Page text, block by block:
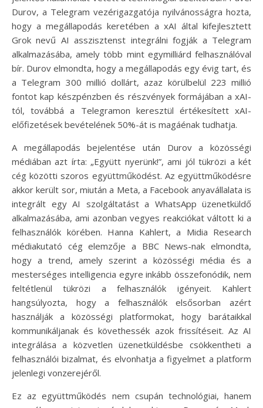
Durov, a Telegram vezérigazgatója nyilvánosságra hozta,
hogy a megállapodás keretében a xAI által kifejlesztett
Grok nevű AI asszisztenst integrálni fogják a Telegram
alkalmazásába, amely több mint egymilliárd felhasználóval
bír. Durov elmondta, hogy a megállapodás egy évig tart, és
a Telegram 300 millió dollárt, azaz körülbelül 223 millió
fontot kap készpénzben és részvények formájában a xAI-
tól, továbbá a Telegramon keresztül értékesített xAI-
előfizetések bevételének 50%-át is magáénak tudhatja.
A megállapodás bejelentése után Durov a közösségi
médiában azt írta: „Együtt nyerünk!”, ami jól tükrözi a két
cég közötti szoros együttműködést. Az együttműködésre
akkor került sor, miután a Meta, a Facebook anyavállalata is
integrált egy AI szolgáltatást a WhatsApp üzenetküldő
alkalmazásába, ami azonban vegyes reakciókat váltott ki a
felhasználók körében. Hanna Kahlert, a Midia Research
médiakutató cég elemzője a BBC News-nak elmondta,
hogy a trend, amely szerint a közösségi média és a
mesterséges intelligencia egyre inkább összefonódik, nem
feltétlenül tükrözi a felhasználók igényeit. Kahlert
hangsúlyozta, hogy a felhasználók elsősorban azért
használják a közösségi platformokat, hogy barátaikkal
kommunikáljanak és követhessék azok frissítéseit. Az AI
integrálása a közvetlen üzenetküldésbe csökkentheti a
felhasználói bizalmat, és elvonhatja a figyelmet a platform
jelenlegi vonzerejéről.
Ez az együttműködés nem csupán technológiai, hanem